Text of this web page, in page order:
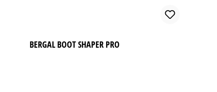
BERGAL BOOT SHAPER PRO